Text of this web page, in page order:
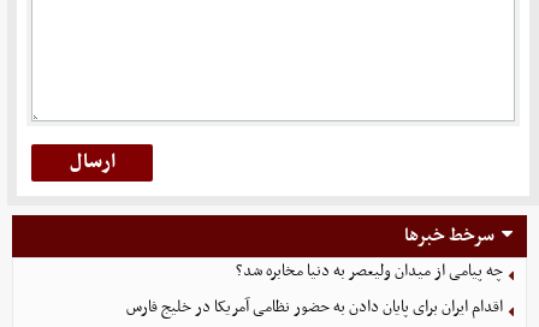
سرخط خبرها
چه پیامی از میدان ولیعصر به دنیا مخابره شد؟
اقدام ایران برای پایان دادن به حضور نظامی آمریکا در خلیج فارس